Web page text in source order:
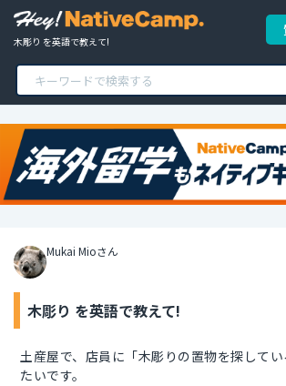
木彫り を英語で教えて!
Mukai Mioさん
木彫り を英語で教えて!
土産屋で、店員に「木彫りの置物を探して
たいです。